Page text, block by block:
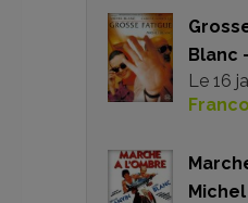
Blanc
Le 16